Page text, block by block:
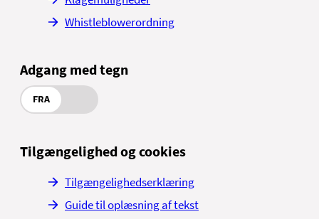
Whistleblowerordning
Adgang med tegn
FRA
Tilgængelighed og cookies
Tilgængelighedserklæring
Guide til oplæsning af tekst